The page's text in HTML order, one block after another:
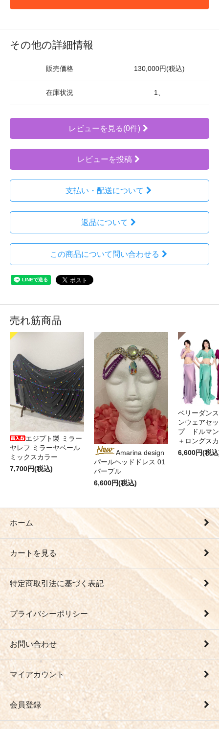
その他の詳細情報
販売価格 130,000円(税込)
在庫状況 1、
レビューを見る(0件)
レビューを投稿
支払い・配送について
返品について
この商品について問い合わせる
売れ筋商品
エジプト製 ミラー
ヤレフ ミラーヤベール
ミックスカラー
7,700円(税込)
Amarina design
パールヘッドドレス 01
パープル
6,600円(税込)
ベリーダン
ンウェアセ
プ ドルマン
＋ロングス
6,600円(税
ホーム
カートを見る
特定商取引法に基づく表記
プライバシーポリシー
お問い合わせ
マイアカウント
会員登録